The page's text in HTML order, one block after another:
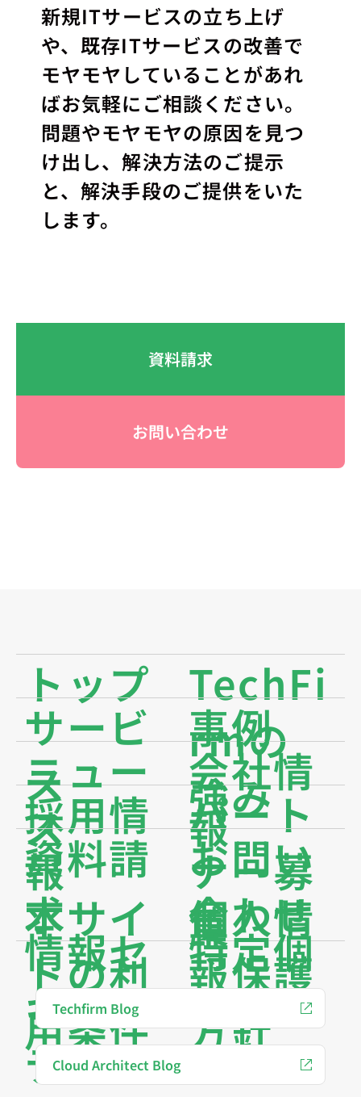
新規ITサービスの立ち上げ
や、既存ITサービスの改善で
モヤモヤしていることがあれ
ばお気軽にご相談ください。
問題やモヤモヤの原因を見つ
け出し、解決方法のご提示
と、解決手段のご提供をいた
します。
お問い合わせ
資料請求
トップ
採用情
報
ニュー
ス
本サイ
トの利
用条件
サービ
ス
資料請
求
情報セ
キュリ
ティ基
TechFi
rmの
強み
パート
ナー募
集
会社情
報
個人情
報保護
方針
事例
お問い
合わせ
特定個
人情報
保護方
Techfirm Blog
Cloud Architect Blog